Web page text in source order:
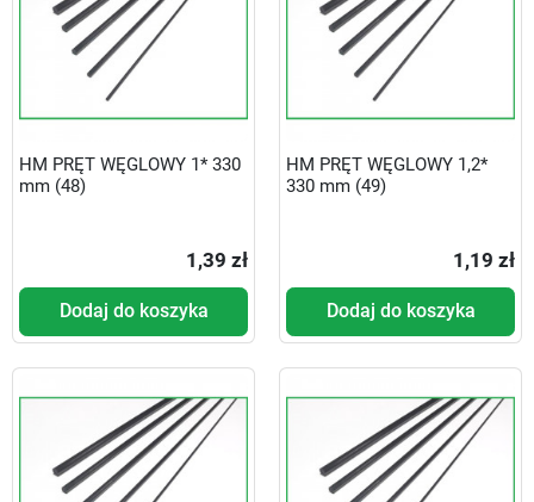
HM PRĘT WĘGLOWY 1* 330
mm (48)
1,39 zł
Dodaj do koszyka
HM PRĘT WĘGLOWY 1,2*
330 mm (49)
1,19 zł
Dodaj do koszyka